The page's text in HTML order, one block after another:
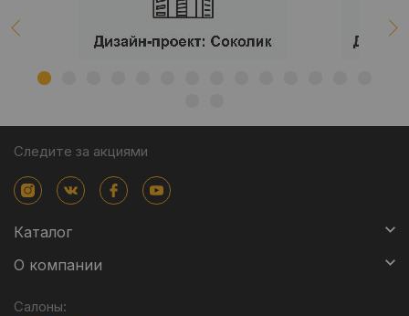
Следите за акциями
Каталог
О компании
Салоны: